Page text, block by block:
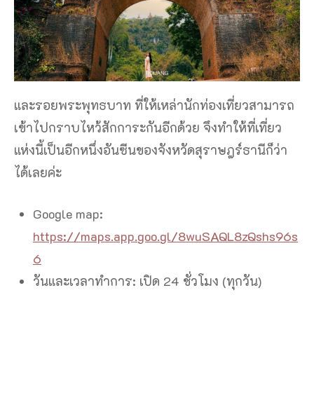
และรอยพระพุทธบาท ที่ให้เหล่านักท่องเที่ยวสามารถ
เข้าไปกราบไหว้สักการะกันอีกด้วย จึงทำให้ที่เที่ยว
แห่งนี้เป็นอีกหนึ่งอันซีนของจังหวัดสุราษฎร์ธานีก็ว่า
ได้เลยค่ะ
Google map:
https://maps.app.goo.gl/8wuSAQL8zQshs96s
6
วันและเวลาทำการ: เปิด 24 ชั่วโมง (ทุกวัน)